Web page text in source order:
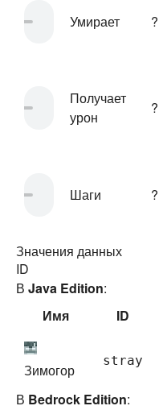
Умирает ?
Получает
урон
?
Шаги ?
Значения данных
ID
В Java Edition:
Имя
ID
Зимогор
stray
В Bedrock Edition: